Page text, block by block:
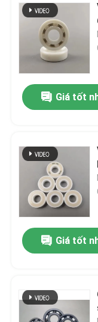
Các sản phẩm
Chương trình VR
Về chúng tôi
Kiểm soát chất
Liên hệ chúng tôi
Yêu cầu báo giá
608 Vòng bi gốm
Giá tốt
Giá tốt